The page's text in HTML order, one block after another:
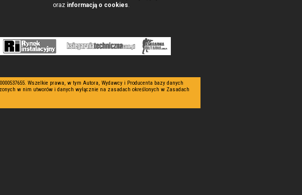
oraz informacją o cookies.
Wszelkie prawa, w tym Autora, Wydawcy i Producenta bazy danych
w nim utworów i danych wyłącznie na zasadach określonych w Zasadach